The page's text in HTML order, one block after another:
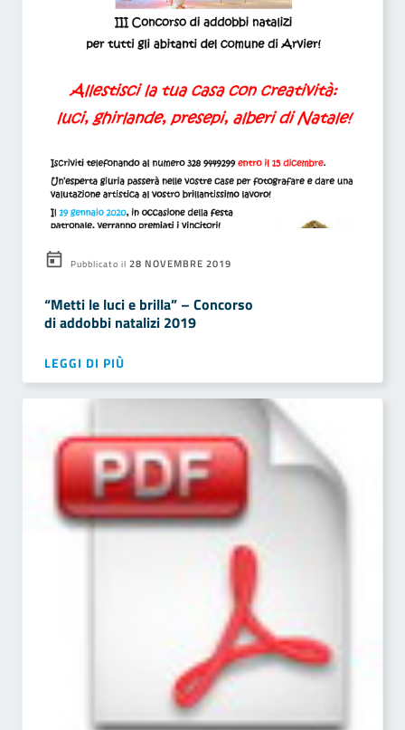
Pubblicato il 28 NOVEMBRE 2019
“Metti le luci e brilla” – Concorso
di addobbi natalizi 2019
LEGGI DI PIÙ